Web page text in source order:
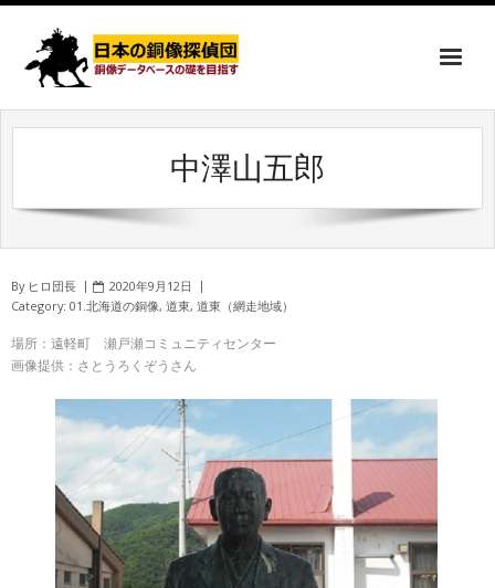
中澤山五郎
By ヒロ団長
2020年9月12日
Category: 01.北海道の銅像, 道東, 道東（網走地域）
場所：遠軽町 瀬戸瀬コミュニティセンター
画像提供：さとうろくぞうさん